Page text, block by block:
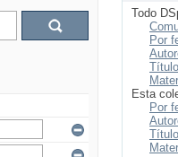
Todo
Por
Esta
Por